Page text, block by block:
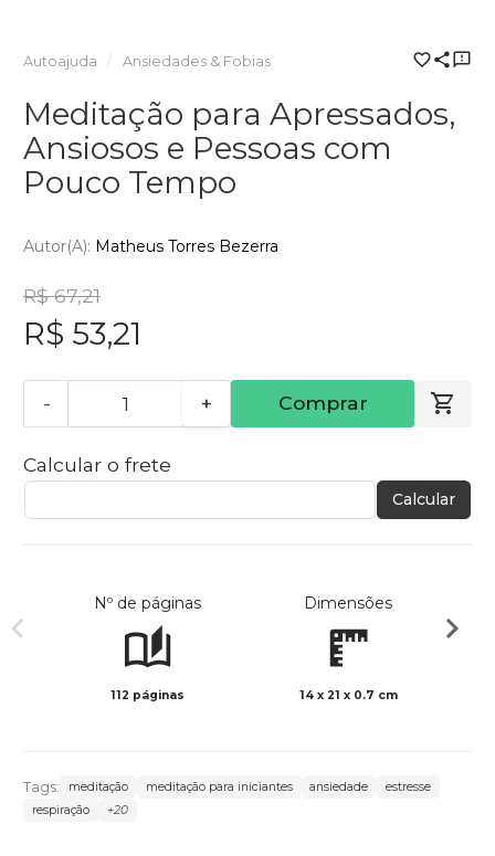
Autoajuda Ansiedades & Fobias
Meditação para Apressados,
Ansiosos e Pessoas com
Pouco Tempo
Autor(a): Matheus Torres Bezerra
R$ 67,21
R$ 53,21
- + Comprar
Calcular o frete
Calcular
Nº de páginas
112 páginas
Dimensões
14 x 21 x 0.7 cm
Tags: meditação meditação para iniciantes ansiedade
estresse
respiração
+20